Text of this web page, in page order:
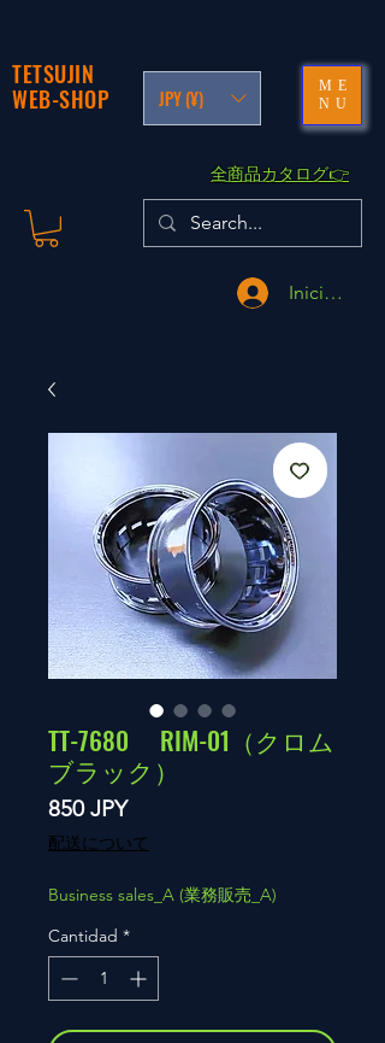
TETSUJIN
WEB-SHOP
JPY (¥)
ME
NU
​全商品カタログ👉
Iniciar
TT-7680 RIM-01（クロム
ブラック）
850 JPYPrecio
配送について
Business sales_A (業務販売_A)
Cantidad *